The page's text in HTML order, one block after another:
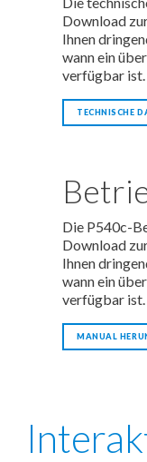
Download
Ihnen
wann ein
verfügbar ist.
TECHNISCHE
Die P540c-
Download
Ihnen
wann ein
verfügbar ist.
MANUAL